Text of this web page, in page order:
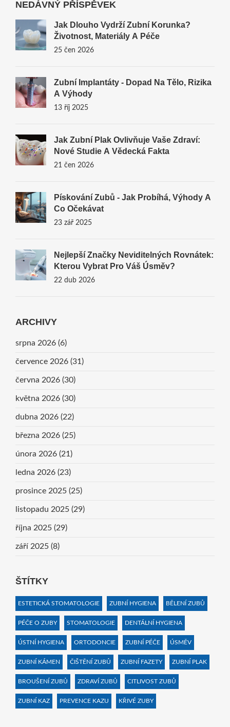
NEDÁVNÝ PŘÍSPĚVEK
Jak Dlouho Vydrží Zubní Korunka?
Životnost, Materiály A Péče
25 čen 2026
Zubní Implantáty - Dopad Na Tělo, Rizika
A Výhody
13 říj 2025
Jak Zubní Plak Ovlivňuje Vaše Zdraví:
Nové Studie A Vědecká Fakta
21 čen 2026
Pískování Zubů - Jak Probíhá, Výhody A
Co Očekávat
23 zář 2025
Nejlepší Značky Neviditelných Rovnátek:
Kterou Vybrat Pro Váš Úsměv?
22 dub 2026
ARCHIVY
srpna 2026 (6)
července 2026 (31)
června 2026 (30)
května 2026 (30)
dubna 2026 (22)
března 2026 (25)
února 2026 (21)
ledna 2026 (23)
prosince 2025 (25)
listopadu 2025 (29)
října 2025 (29)
září 2025 (8)
ŠTÍTKY
ESTETICKÁ STOMATOLOGIE ZUBNÍ HYGIENA BĚLENÍ ZUBŮ
PÉČE O ZUBY STOMATOLOGIE DENTÁLNÍ HYGIENA
ÚSTNÍ HYGIENA ORTODONCIE ZUBNÍ PÉČE ÚSMĚV
ZUBNÍ KÁMEN ČIŠTĚNÍ ZUBŮ ZUBNÍ FAZETY ZUBNÍ PLAK
BROUŠENÍ ZUBŮ ZDRAVÍ ZUBŮ CITLIVOST ZUBŮ
ZUBNÍ KAZ PREVENCE KAZU KŘIVÉ ZUBY